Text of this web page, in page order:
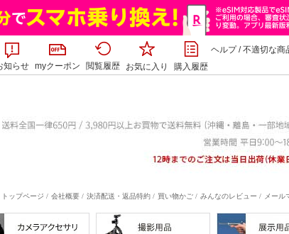
知らせ myクーポン 閲覧履歴 お気に入り 購入履歴
ヘルプ/不適切な商
トップページ / 会社概要 / 決済配送・返品特約 / 買い物かご / みんなのレビュー / メール